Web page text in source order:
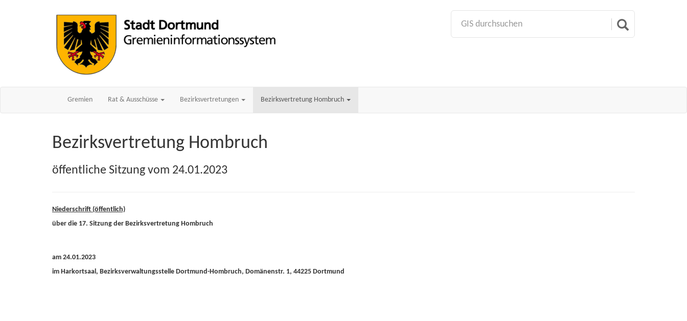
Gremien Rat & Ausschüsse Bezirksvertretungen Bezirksvertretung Hombruch
Bezirksvertretung Hombruch
öffentliche Sitzung vom 24.01.2023
Niederschrift (öffentlich)
über die 17. Sitzung der Bezirksvertretung Hombruch
am 24.01.2023
im Harkortsaal, Bezirksverwaltungsstelle Dortmund-Hombruch, Domänenstr. 1, 44225 Dortmund